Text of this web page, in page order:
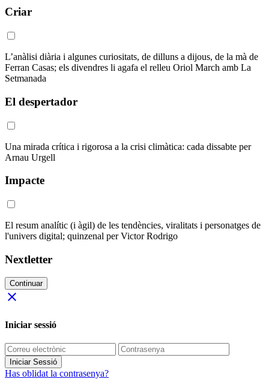
Criar
L’anàlisi diària i algunes curiositats, de dilluns a dijous, de la mà de
Ferran Casas; els divendres li agafa el relleu Oriol March amb La
Setmanada
El despertador
Una mirada crítica i rigorosa a la crisi climàtica: cada dissabte per
Arnau Urgell
Impacte
El resum analític (i àgil) de les tendències, viralitats i personatges de
l'univers digital; quinzenal per Victor Rodrigo
Nextletter
Continuar
close
Iniciar sessió
Iniciar Sessió
Has oblidat la contrasenya?